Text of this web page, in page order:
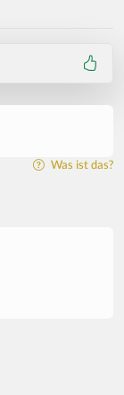
Was ist das?